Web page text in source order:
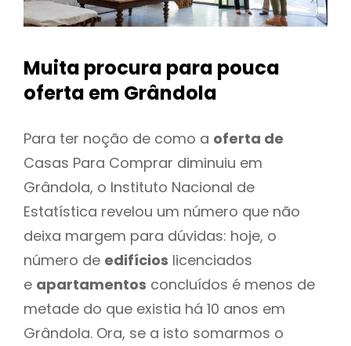
Muita procura para pouca
oferta em Grândola
Para ter noção de como a oferta de
Casas Para Comprar diminuiu em
Grândola, o Instituto Nacional de
Estatística revelou um número que não
deixa margem para dúvidas: hoje, o
número de edifícios licenciados
e apartamentos concluídos é menos de
metade do que existia há 10 anos em
Grândola. Ora, se a isto somarmos o